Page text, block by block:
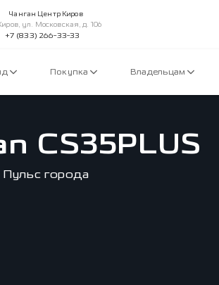
Чанган Центр Киров
ул. Московская, д. 106
+7 (833) 266-33-33
Покупка Владельцам
CS35PLUS
Пульс города